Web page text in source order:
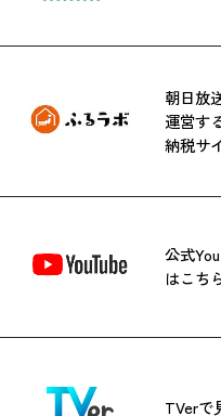
朝日放
運営す
納税サ
公式
はこち
TVerで